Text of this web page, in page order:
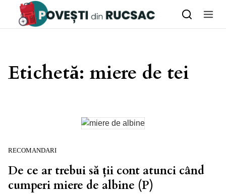
Skip to content
Etichetă: miere de tei
RECOMANDARI
De ce ar trebui să ții cont atunci când
cumperi miere de albine (P)